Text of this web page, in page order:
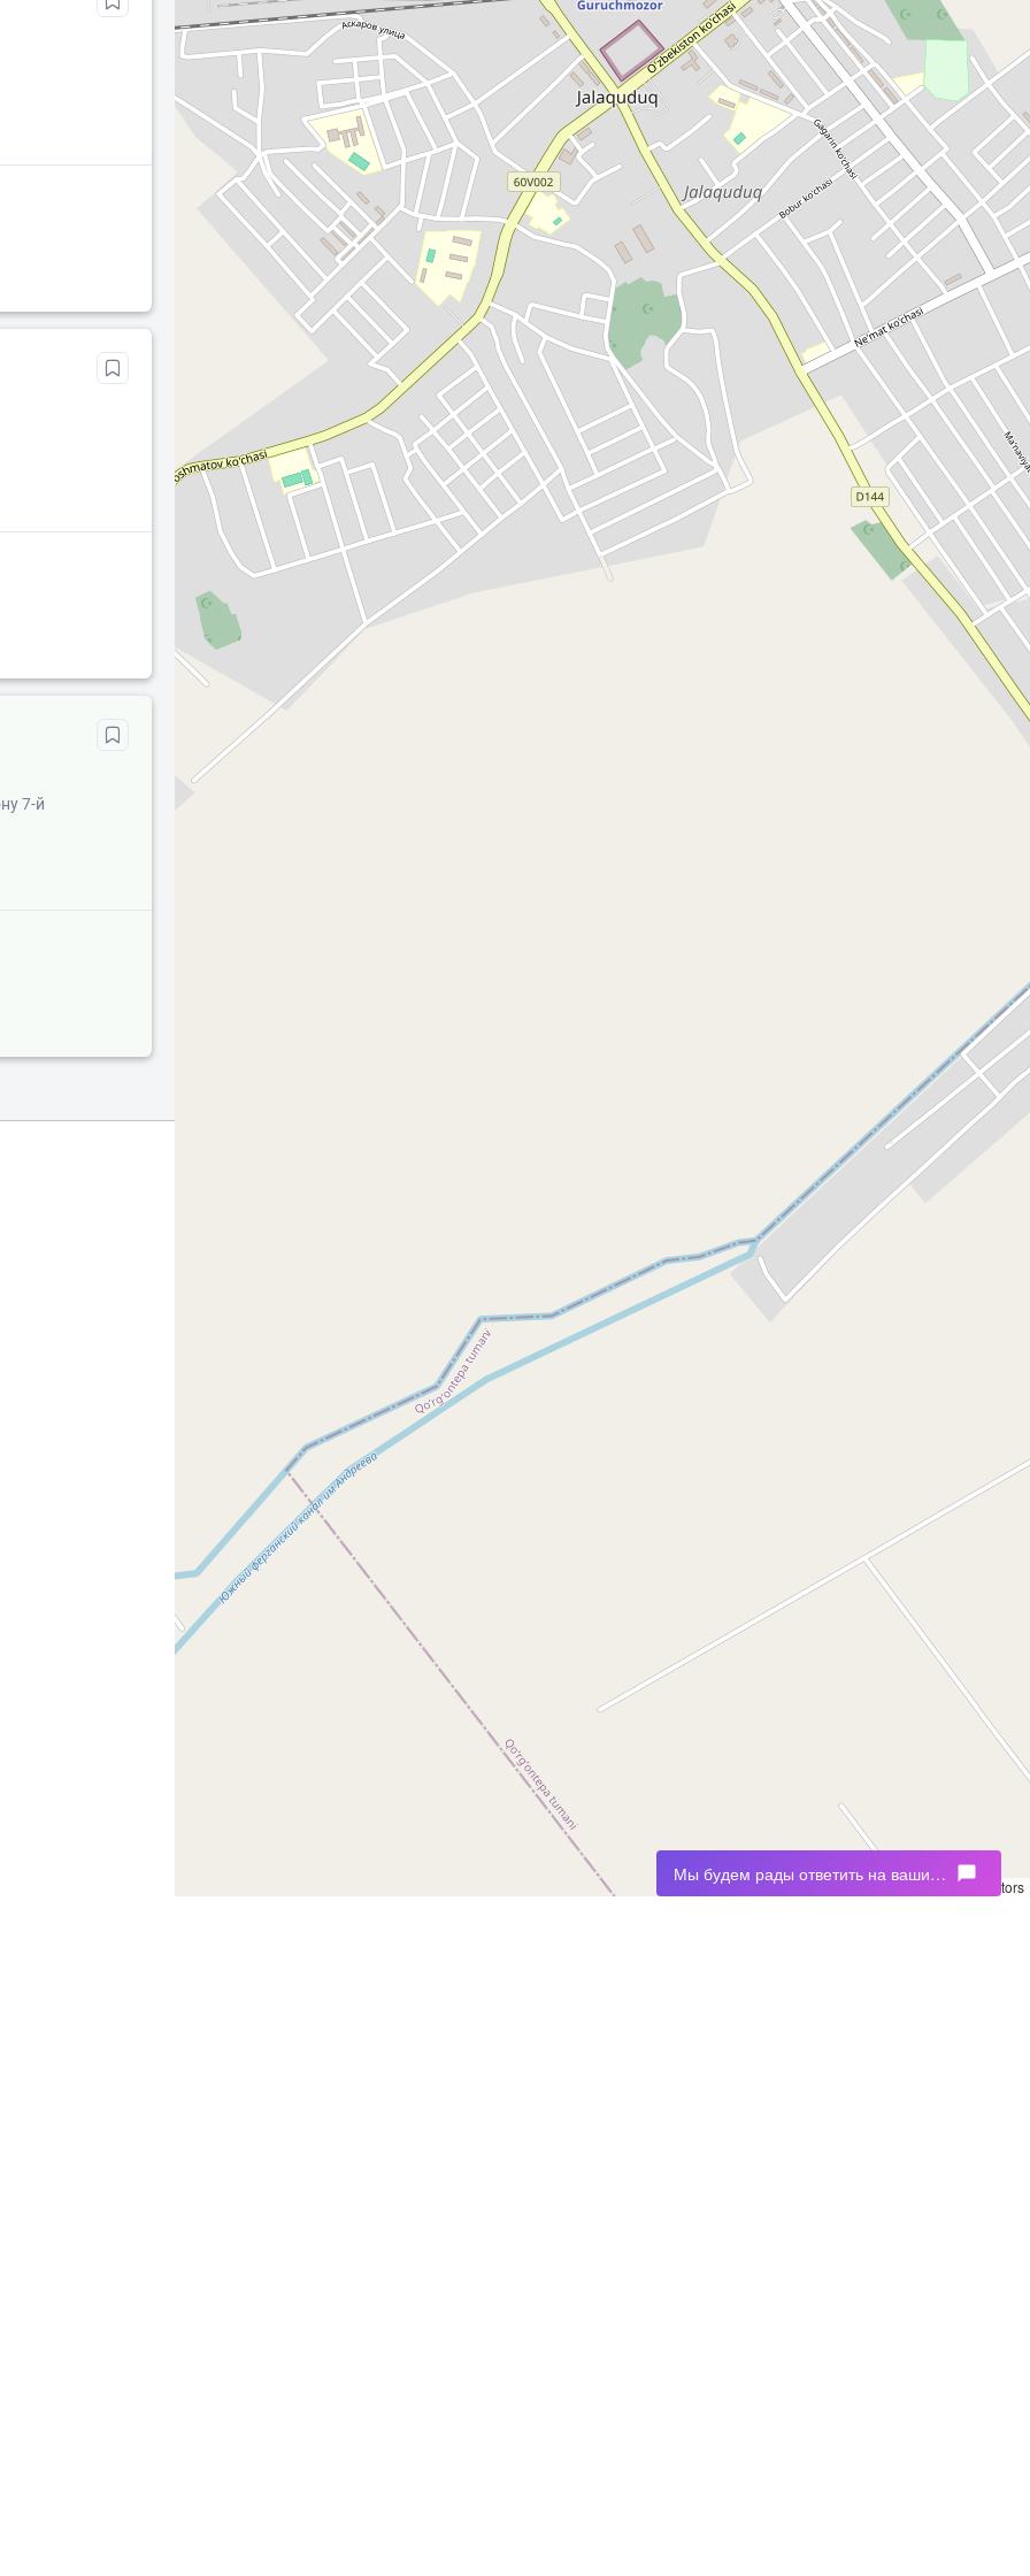
7-й
Leaflet |©OpenStreetMap contributors
Мы будем рады ответить на ваши вопросы chat_bubble